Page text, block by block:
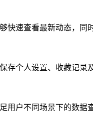
速查看最新动态，同
个人设置、收藏记录
用户不同场景下的数据